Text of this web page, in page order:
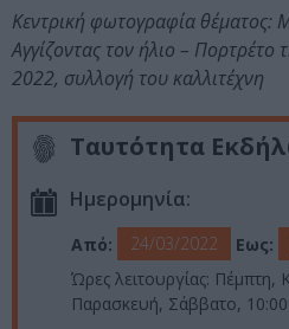
Κεντρική φωτογραφία θέματος:
Αγγίζοντας τον ήλιο – Πορτρέτο
2022, συλλογή του καλλιτέχνη
Ταυτότητα
Ημερομηνία:
Από: 24/03/2022 Εως:
Ώρες λειτουργίας: Πέμπτη,
Παρασκευή, Σάββατο,